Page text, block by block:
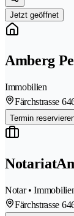
Jetzt geöffnet
Amberg
Immobilien
Färchstrasse 6
Termin
Notar •
Färchstrasse 6